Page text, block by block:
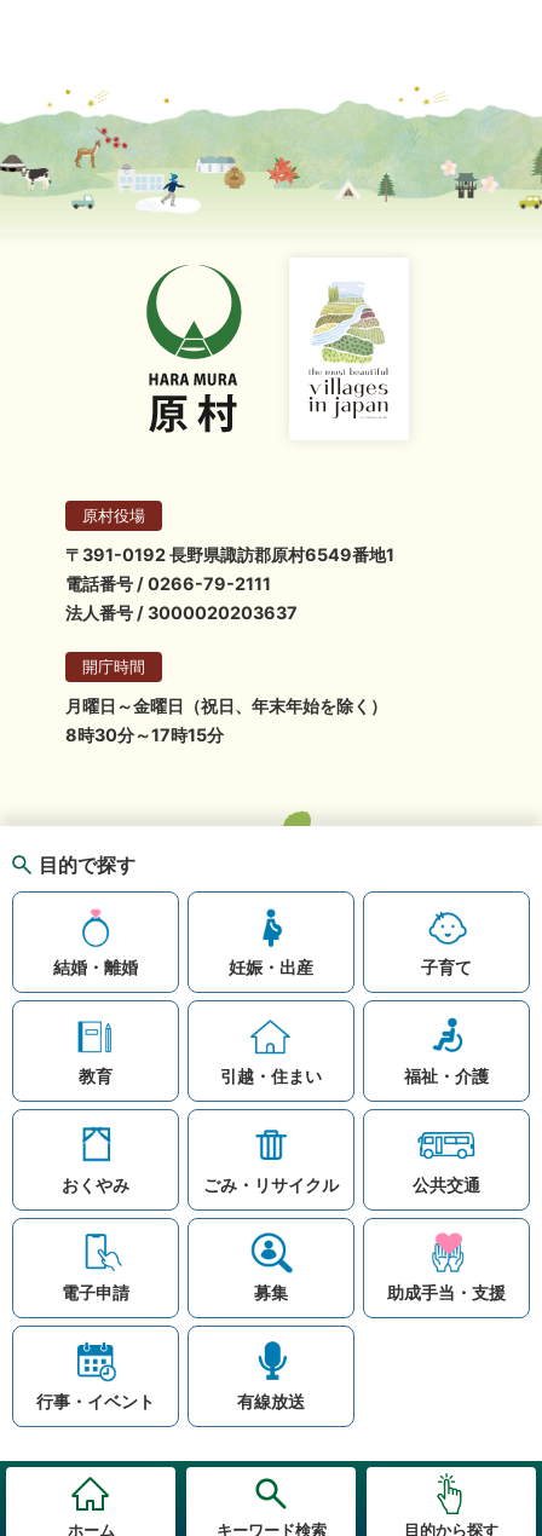
ホーム キーワード検索 目的から探す
知りたい情報を検索
注目ワード
公共交通
入札
高齢者福祉 補助金
目的で探す
結婚・離婚 妊娠・出産 子育て
教育 引越・住まい 福祉・介護
おくやみ ごみ・リサイクル 公共交通
電子申請 募集 助成手当・支援
行事・イベント 有線放送
原村役場
〒391-0192 長野県諏訪郡原村6549番地1
電話番号 / 0266-79-2111
法人番号 / 3000020203637
開庁時間
月曜日～金曜日（祝日、年末年始を除く）
8時30分～17時15分
お問い合わせ
リンク集
このホームページ
著作権と免責事項につ
プライバシーポリシー
© Village Hara